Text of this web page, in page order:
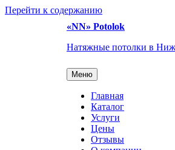
Перейти к содержанию
«NN» Potolok
Натяжные потолки в
Меню
Главная
Каталог
Услуги
Цены
Отзывы